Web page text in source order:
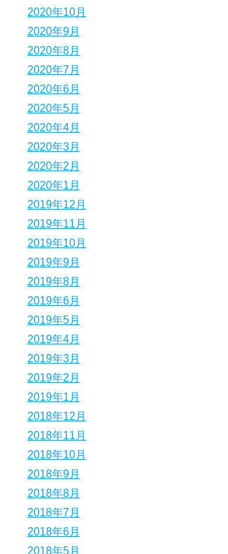
2020年10月
2020年9月
2020年8月
2020年7月
2020年6月
2020年5月
2020年4月
2020年3月
2020年2月
2020年1月
2019年12月
2019年11月
2019年10月
2019年9月
2019年8月
2019年6月
2019年5月
2019年4月
2019年3月
2019年2月
2019年1月
2018年12月
2018年11月
2018年10月
2018年9月
2018年8月
2018年7月
2018年6月
2018年5月